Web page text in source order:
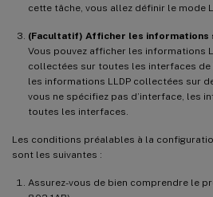
cette tâche, vous allez définir le mode
(Facultatif) Afficher les informations
Vous pouvez afficher les informations
collectées sur toutes les interfaces de
les informations LLDP collectées sur
vous ne spécifiez pas d’interface, les
toutes les interfaces.
Les conditions préalables à la
sont les suivantes :
Assurez-vous de bien comprendre le